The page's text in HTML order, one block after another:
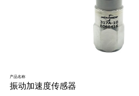
产品名称
振动加速度传感器